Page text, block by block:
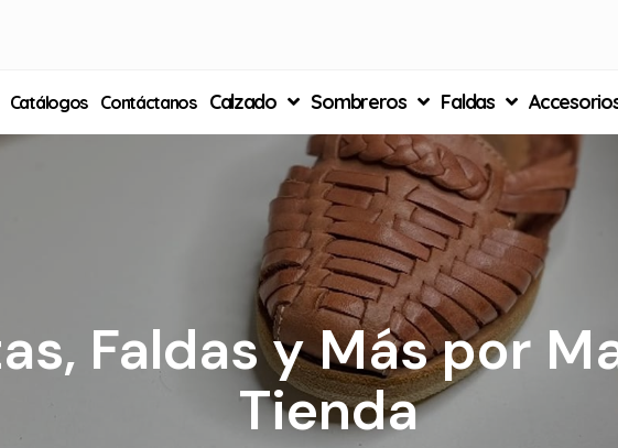
Catálogos Contáctanos Calzado Sombreros Faldas
Faldas y Más por
Tienda